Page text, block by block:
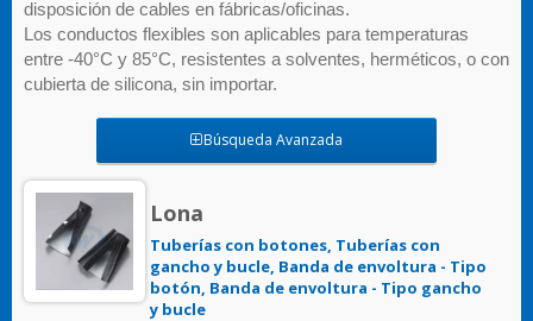
disposición de cables en fábricas/oficinas.
Los conductos flexibles son aplicables para temperaturas
entre -40°C y 85°C, resistentes a solventes, herméticos, o con
cubierta de silicona, sin importar.
Búsqueda Avanzada
Lona
Tuberías con botones, Tuberías con
gancho y bucle, Banda de envoltura - Tipo
botón, Banda de envoltura - Tipo gancho
y bucle